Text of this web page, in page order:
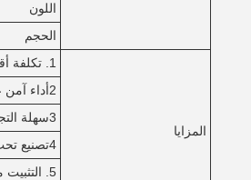
اللون
الحجم
المزايا
1. تكلفة أقل ولكن المنظر الجميل.
2أداء آمن عالي
3سهلة التجميع والتفكيك
4تصنيع تحت نظام كامل لمراقبة الجودة --- ISO9001
5. التثبيت مع تعليمات المهندسين ذوي الخبرة